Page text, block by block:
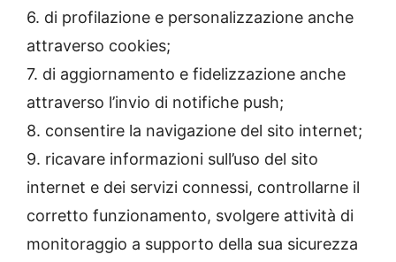
6. di profilazione e personalizzazione anche
attraverso cookies;
7. di aggiornamento e fidelizzazione anche
attraverso l’invio di notifiche push;
8. consentire la navigazione del sito internet;
9. ricavare informazioni sull’uso del sito
internet e dei servizi connessi, controllarne il
corretto funzionamento, svolgere attività di
monitoraggio a supporto della sua sicurezza